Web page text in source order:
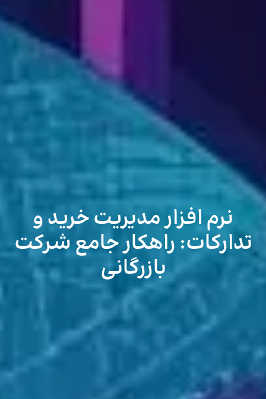
نرم افزار مدیریت خرید و
تدارکات: راهکار جامع شرکت
بازرگانی